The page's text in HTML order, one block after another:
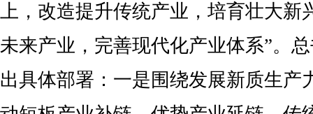
上，改造提升传统产业，培育壮大新
未来产业，完善现代化产业体系”。
出具体部署：一是围绕发展新质生产